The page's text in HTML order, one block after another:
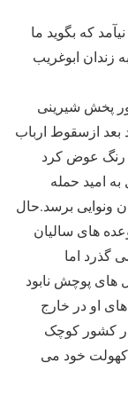
که بگوید ما
5 ماه بعد مرا به زندان ابوغریب
پخش شیرینی
بعد ازسقوط ارباب
رنگ عوض کرد
امید حمله
ونوایی برسد.حال
وعده های سالیان
گذرد اما
های پوچش نابود
او در خارج
کشور کوچک
کهولت خود می